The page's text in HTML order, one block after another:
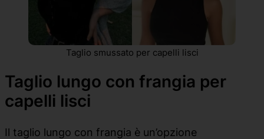
Taglio smussato per capelli lisci
Taglio lungo con frangia per
capelli lisci
Il taglio lungo con frangia è un’opzione